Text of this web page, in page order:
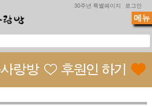
30주년 특별페이지 로그인
메뉴